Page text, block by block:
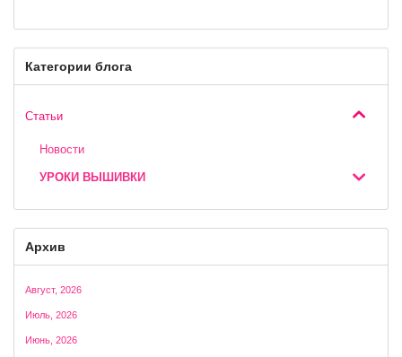
Категории блога
Статьи
Новости
УРОКИ ВЫШИВКИ
Архив
Август, 2026
Июль, 2026
Июнь, 2026